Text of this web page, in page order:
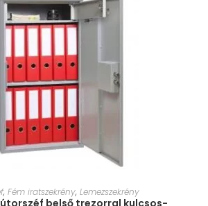
MÉRET VÁLASZTÁSA
, Fém iratszekrény, Lemezszekrény